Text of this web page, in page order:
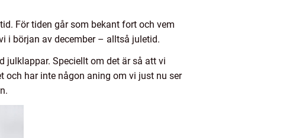
För tiden går som bekant fort och vem
i början av december – alltså juletid.
julklappar. Speciellt om det är så att vi
och har inte någon aning om vi just nu ser